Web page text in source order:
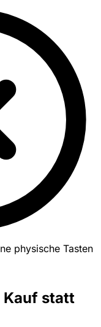
physische Tasten
Kauf statt